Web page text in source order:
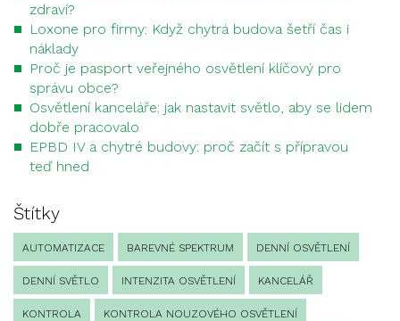
zdraví?
Loxone pro firmy: Když chytrá budova šetří čas i
náklady
Proč je pasport veřejného osvětlení klíčový pro
správu obce?
Osvětlení kanceláře: jak nastavit světlo, aby se lidem
dobře pracovalo
EPBD IV a chytré budovy: proč začít s přípravou
teď hned
Štítky
AUTOMATIZACE BAREVNÉ SPEKTRUM DENNÍ OSVĚTLENÍ
DENNÍ SVĚTLO INTENZITA OSVĚTLENÍ KANCELÁŘ
KONTROLA KONTROLA NOUZOVÉHO OSVĚTLENÍ